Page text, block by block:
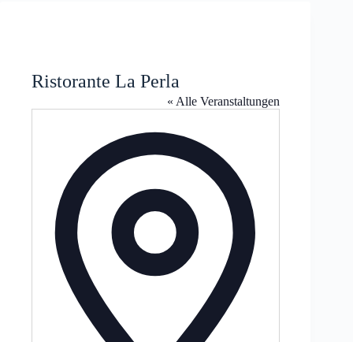
Ristorante La Perla
« Alle Veranstaltungen